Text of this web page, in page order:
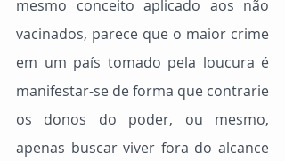
mesmo conceito aplicado aos não
vacinados, parece que o maior crime
em um país tomado pela loucura é
manifestar-se de forma que contrarie
os donos do poder, ou mesmo,
apenas buscar viver fora do alcance